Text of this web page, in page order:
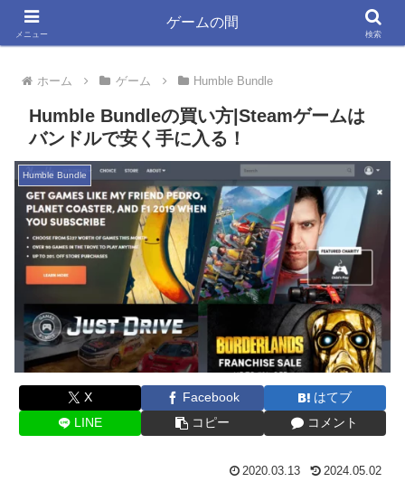
ゲーム大好きYSYKと33が書く きっと役立つ情報ブログ
ホーム ゲーム Humble Bundle
Humble Bundleの買い方|Steamゲームは
バンドルで安く手に入る！
Humble Bundle
X Facebook
はてブ
LINE
コピー コメント
2020.03.13 2024.05.02
メニュー
ゲームの間
検索